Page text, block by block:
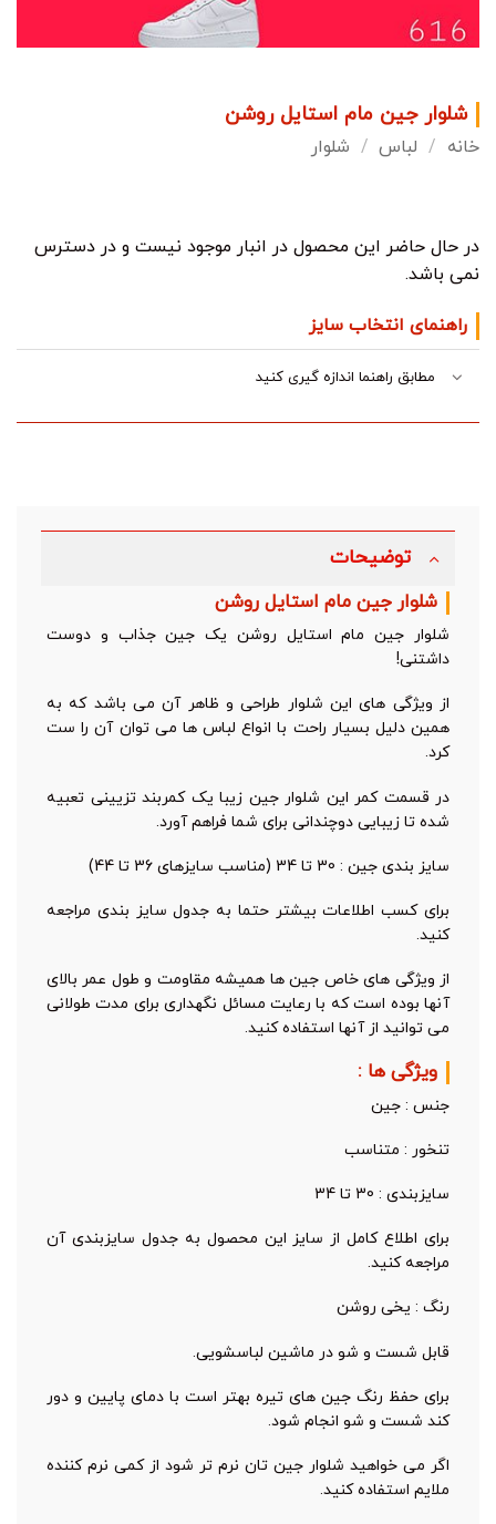
شلوار جین مام استایل روشن
خانه / لباس / شلوار
در حال حاضر این محصول در انبار موجود نیست و در دسترس
نمی باشد.
راهنمای انتخاب سایز
مطابق راهنما اندازه گیری کنید
توضیحات
شلوار جین مام استایل روشن
شلوار جین مام استایل روشن یک جین جذاب و دوست
داشتنی!
از ویژگی های این شلوار طراحی و ظاهر آن می باشد که به
همین دلیل بسیار راحت با انواع لباس ها می توان آن را ست
کرد.
در قسمت کمر این شلوار جین زیبا یک کمربند تزیینی تعبیه
شده تا زیبایی دوچندانی برای شما فراهم آورد.
سایز بندی جین : 30 تا 34 (مناسب سایزهای 36 تا 44)
برای کسب اطلاعات بیشتر حتما به جدول سایز بندی مراجعه
کنید.
از ویژگی های خاص جین ها همیشه مقاومت و طول عمر بالای
آنها بوده است که با رعایت مسائل نگهداری برای مدت طولانی
می توانید از آنها استفاده کنید.
ویژگی ها :
جنس : جین
تنخور : متناسب
سایزبندی : 30 تا 34
برای اطلاع کامل از سایز این محصول به جدول سایزبندی آن
مراجعه کنید.
رنگ : یخی روشن
قابل شست و شو در ماشین لباسشویی.
برای حفظ رنگ جین های تیره بهتر است با دمای پایین و دور
کند شست و شو انجام شود.
اگر می خواهید شلوار جین تان نرم تر شود از کمی نرم کننده
ملایم استفاده کنید.